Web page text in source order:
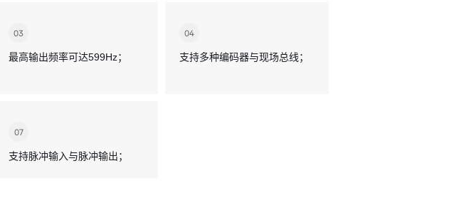
03
最高输出频率可达599Hz；
04
支持多种编码器与现场总线；
07
支持脉冲输入与脉冲输出；